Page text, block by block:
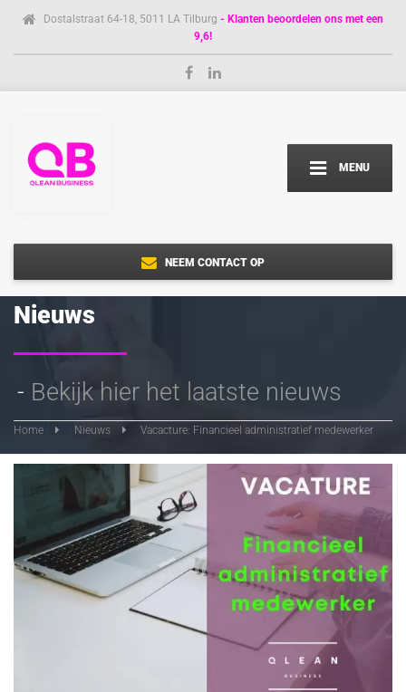
Dostalstraat 64-18, 5011 LA Tilburg - Klanten beoordelen ons met een
9,6!
MENU
NEEM CONTACT OP
Nieuws
Bekijk hier het laatste nieuws
Home Nieuws Vacacture: Financieel administratief medewerker